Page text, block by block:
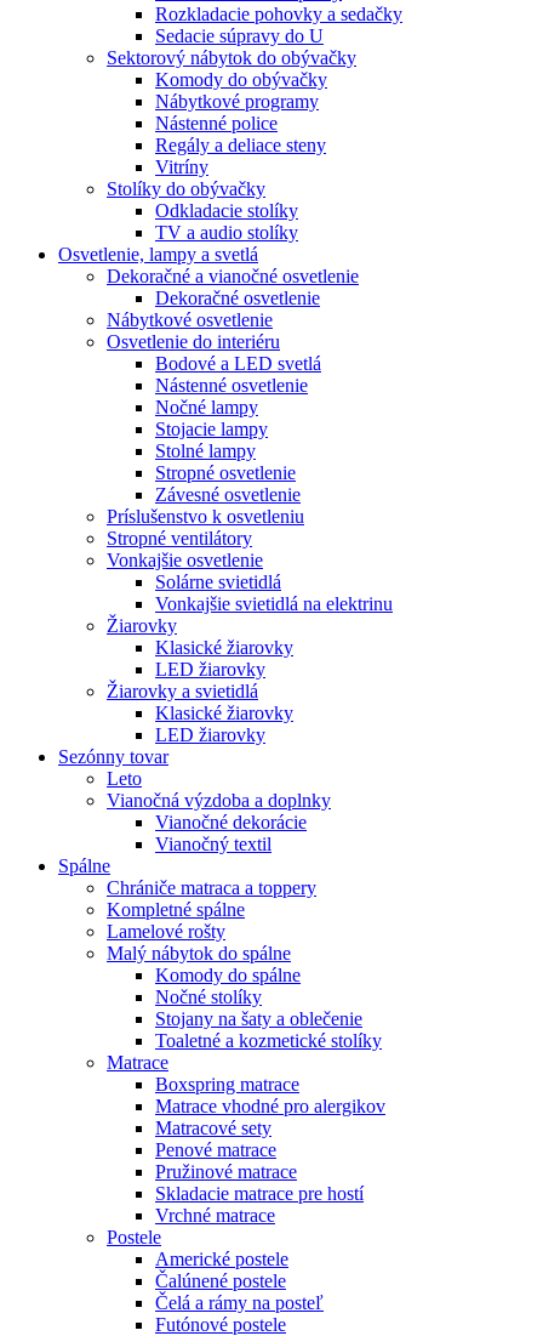
Rozkladacie pohovky a sedačky
Sedacie súpravy do U
Sektorový nábytok do obývačky
Komody do obývačky
Nábytkové programy
Nástenné police
Regály a deliace steny
Vitríny
Stolíky do obývačky
Odkladacie stolíky
TV a audio stolíky
Osvetlenie, lampy a svetlá
Dekoračné a vianočné osvetlenie
Dekoračné osvetlenie
Nábytkové osvetlenie
Osvetlenie do interiéru
Bodové a LED svetlá
Nástenné osvetlenie
Nočné lampy
Stojacie lampy
Stolné lampy
Stropné osvetlenie
Závesné osvetlenie
Príslušenstvo k osvetleniu
Stropné ventilátory
Vonkajšie osvetlenie
Solárne svietidlá
Vonkajšie svietidlá na elektrinu
Žiarovky
Klasické žiarovky
LED žiarovky
Žiarovky a svietidlá
Klasické žiarovky
LED žiarovky
Sezónny tovar
Leto
Vianočná výzdoba a doplnky
Vianočné dekorácie
Vianočný textil
Spálne
Chrániče matraca a toppery
Kompletné spálne
Lamelové rošty
Malý nábytok do spálne
Komody do spálne
Nočné stolíky
Stojany na šaty a oblečenie
Toaletné a kozmetické stolíky
Matrace
Boxspring matrace
Matrace vhodné pro alergikov
Matracové sety
Penové matrace
Pružinové matrace
Skladacie matrace pre hostí
Vrchné matrace
Postele
Americké postele
Čalúnené postele
Čelá a rámy na posteľ
Futónové postele